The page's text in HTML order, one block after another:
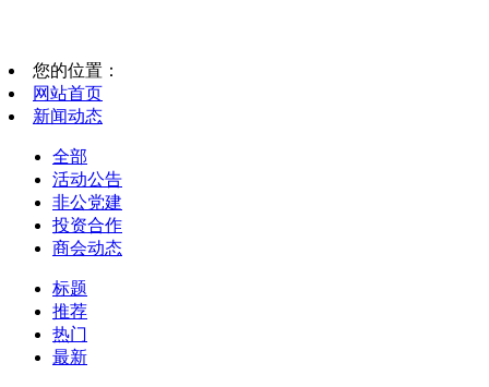
您的位置：
网站首页
新闻动态
全部
活动公告
非公党建
投资合作
商会动态
标题
推荐
热门
最新